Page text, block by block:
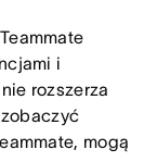
i
rozszerza
mogą